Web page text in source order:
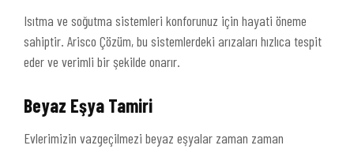
Isıtma ve soğutma sistemleri konforunuz için hayati öneme
sahiptir. Arisco Çözüm, bu sistemlerdeki arızaları hızlıca tespit
eder ve verimli bir şekilde onarır.
Beyaz Eşya Tamiri
Evlerimizin vazgeçilmezi beyaz eşyalar zaman zaman